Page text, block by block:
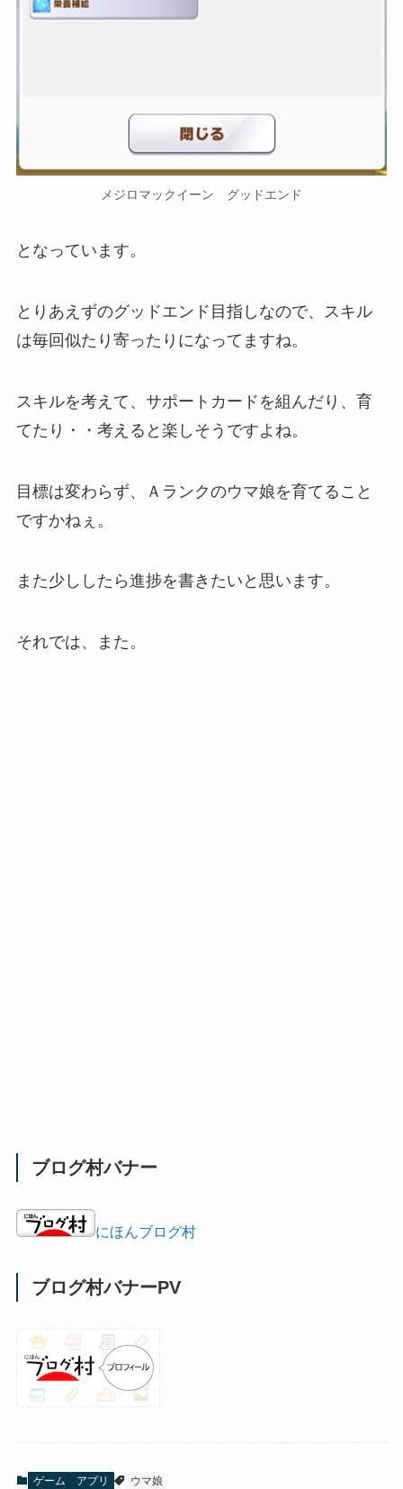
メジロマックイーン グッドエンド
となっています。
とりあえずのグッドエンド目指しなので、スキル
は毎回似たり寄ったりになってますね。
スキルを考えて、サポートカードを組んだり、育
てたり・・考えると楽しそうですよね。
目標は変わらず、Ａランクのウマ娘を育てること
ですかねぇ。
また少ししたら進捗を書きたいと思います。
それでは、また。
ブログ村バナー
にほんブログ村
ブログ村バナーPV
ゲーム アプリ ウマ娘